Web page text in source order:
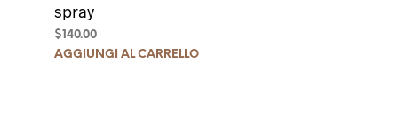
spray
$140.00
AGGIUNGI AL CARRELLO